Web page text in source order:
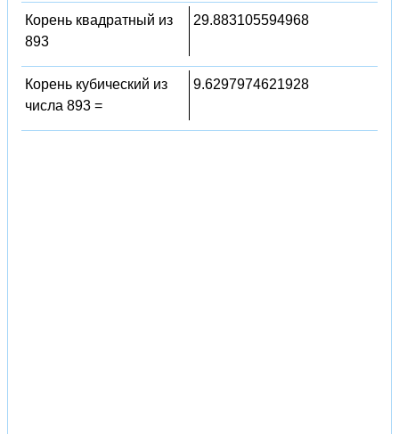
Корень квадратный из
893
29.883105594968
Корень кубический из
числа 893 =
9.6297974621928